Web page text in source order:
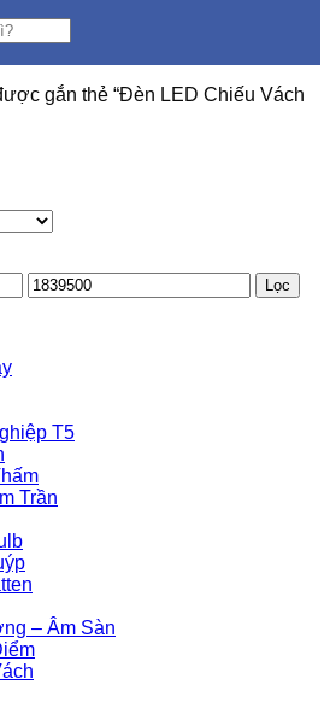
gắn thẻ “Đèn LED Chiếu Vách
Giá
cao
Lọc
T5
Trần
– Âm Sàn